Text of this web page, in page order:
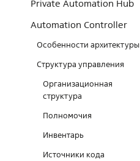
Private Automation Hub
Automation Controller
Особенности архитектуры
Структура управления
Организационная
структура
Полномочия
Инвентарь
Источники кода